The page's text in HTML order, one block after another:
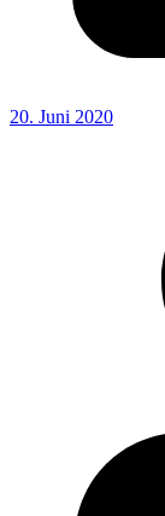
20. Juni 2020